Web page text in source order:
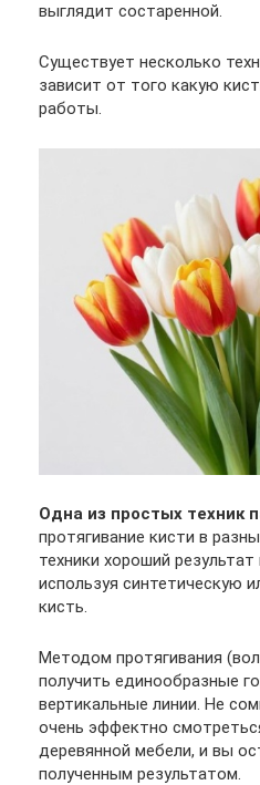
выглядит состаренной.
Существует несколько
зависит от того какую
работы.
Одна из простых техник
протягивание кисти в
техники хороший
используя синтетическую
кисть.
Методом протягивания
получить единообразные
вертикальные линии. Не
очень эффектно
деревянной мебели, и вы
полученным результатом.